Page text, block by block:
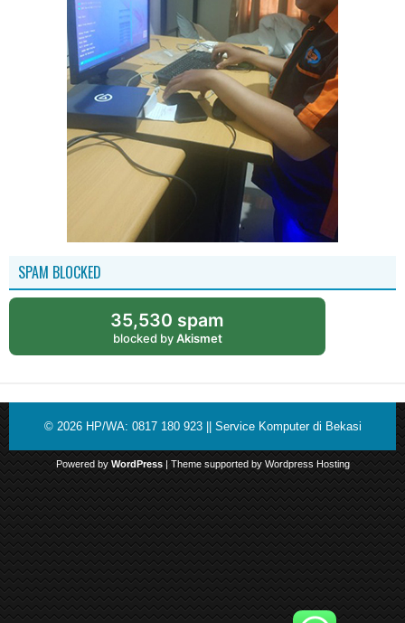
SPAM BLOCKED
35,530 spam
blocked byAkismet
© 2026 HP/WA: 0817 180 923 || Service Komputer di Bekasi
Powered by WordPress| Theme supported by Wordpress Hosting